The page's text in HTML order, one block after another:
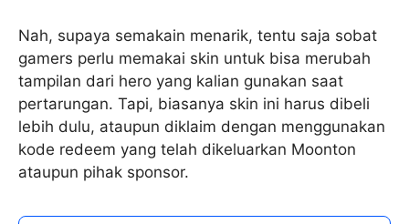
Nah, supaya semakain menarik, tentu saja sobat
gamers perlu memakai skin untuk bisa merubah
tampilan dari hero yang kalian gunakan saat
pertarungan. Tapi, biasanya skin ini harus dibeli
lebih dulu, ataupun diklaim dengan menggunakan
kode redeem yang telah dikeluarkan Moonton
ataupun pihak sponsor.